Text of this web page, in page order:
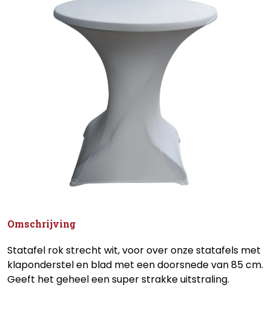
Omschrijving
Statafel rok strecht wit, voor over onze statafels met
klaponderstel en blad met een doorsnede van 85 cm.
Geeft het geheel een super strakke uitstraling.